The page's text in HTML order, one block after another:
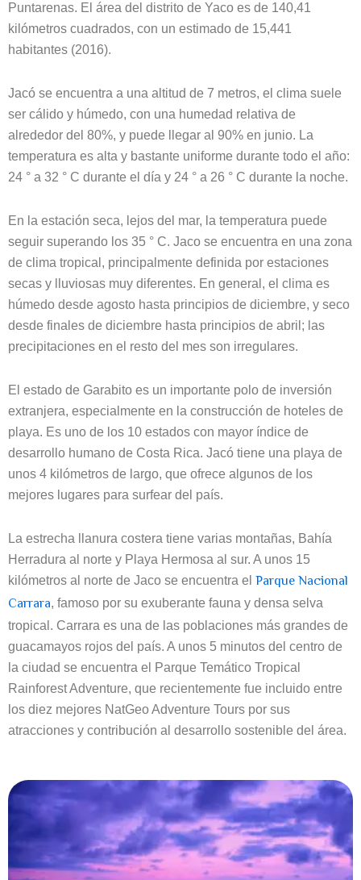
Puntarenas. El área del distrito de Yaco es de 140,41
kilómetros cuadrados, con un estimado de 15,441
habitantes (2016).
Jacó se encuentra a una altitud de 7 metros, el clima suele
ser cálido y húmedo, con una humedad relativa de
alrededor del 80%, y puede llegar al 90% en junio. La
temperatura es alta y bastante uniforme durante todo el año:
24 ° a 32 ° C durante el día y 24 ° a 26 ° C durante la noche.
En la estación seca, lejos del mar, la temperatura puede
seguir superando los 35 ° C. Jaco se encuentra en una zona
de clima tropical, principalmente definida por estaciones
secas y lluviosas muy diferentes. En general, el clima es
húmedo desde agosto hasta principios de diciembre, y seco
desde finales de diciembre hasta principios de abril; las
precipitaciones en el resto del mes son irregulares.
El estado de Garabito es un importante polo de inversión
extranjera, especialmente en la construcción de hoteles de
playa. Es uno de los 10 estados con mayor índice de
desarrollo humano de Costa Rica. Jacó tiene una playa de
unos 4 kilómetros de largo, que ofrece algunos de los
mejores lugares para surfear del país.
La estrecha llanura costera tiene varias montañas, Bahía
Herradura al norte y Playa Hermosa al sur. A unos 15
kilómetros al norte de Jaco se encuentra el Parque Nacional
Carrara, famoso por su exuberante fauna y densa selva
tropical. Carrara es una de las poblaciones más grandes de
guacamayos rojos del país. A unos 5 minutos del centro de
la ciudad se encuentra el Parque Temático Tropical
Rainforest Adventure, que recientemente fue incluido entre
los diez mejores NatGeo Adventure Tours por sus
atracciones y contribución al desarrollo sostenible del área.